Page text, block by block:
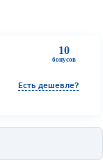
10
бонусов
Есть дешевле?